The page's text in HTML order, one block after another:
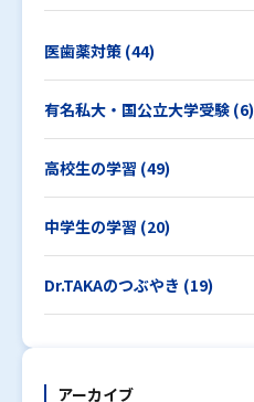
医歯薬対策 (44)
有名私大・国公立大学受験 (6)
高校生の学習 (49)
中学生の学習 (20)
Dr.TAKAのつぶやき (19)
アーカイブ